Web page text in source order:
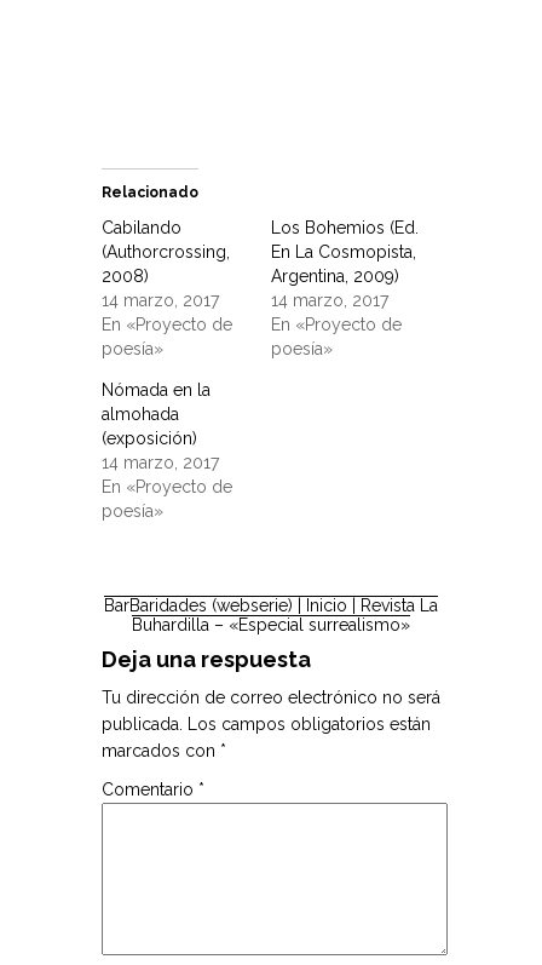
Relacionado
Cabilando
(Authorcrossing,
2008)
14 marzo, 2017
En «Proyecto de
poesía»
Los Bohemios (Ed.
En La Cosmopista,
Argentina, 2009)
14 marzo, 2017
En «Proyecto de
poesía»
Nómada en la
almohada
(exposición)
14 marzo, 2017
En «Proyecto de
poesía»
BarBaridades (webserie) | Inicio |
Revista La
Buhardilla – «Especial surrealismo»
Deja una respuesta
Tu dirección de correo electrónico no será
publicada.
Los campos obligatorios están
marcados con *
Comentario *